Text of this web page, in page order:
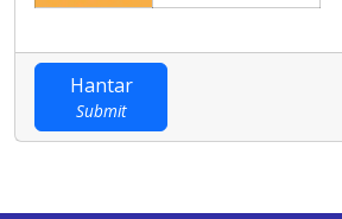
Hantar
Submit